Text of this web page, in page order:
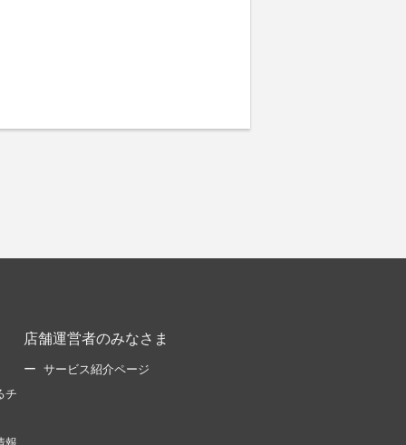
チ
店舗運営者のみなさま
サービス紹介ページ